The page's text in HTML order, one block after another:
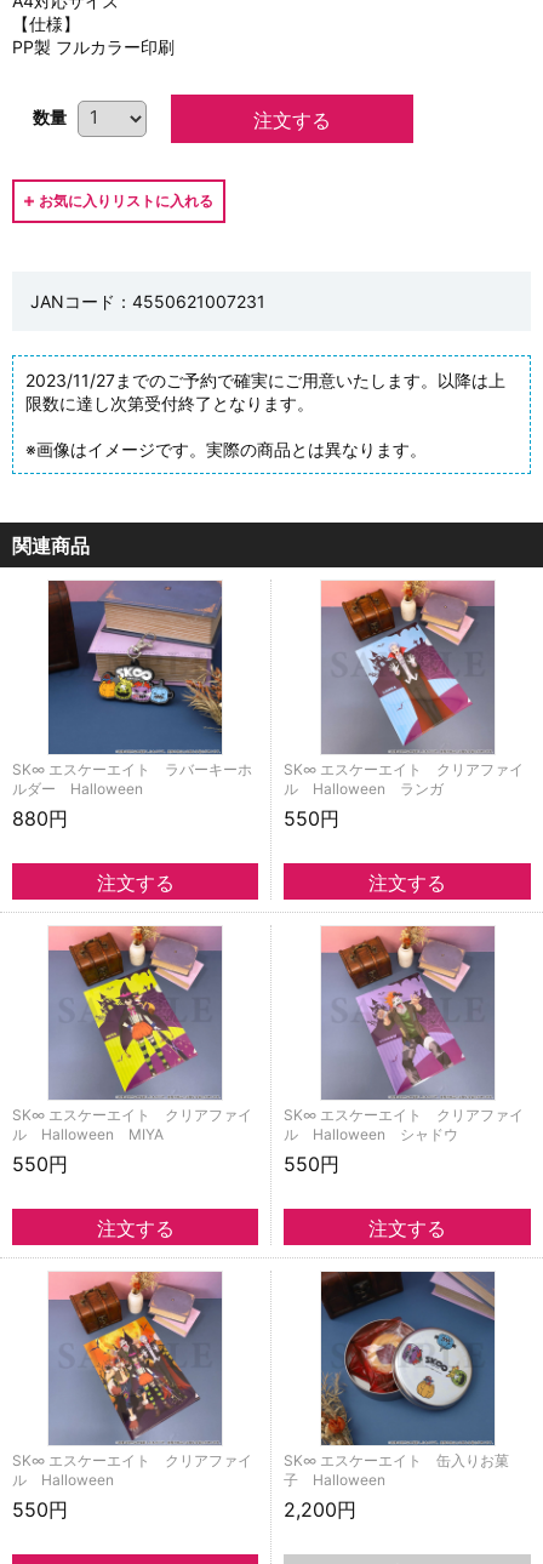
【仕様】
PP製 フルカラー印刷
数量
JANコード：4550621007231
2023/11/27までのご予約で確実にご用意いたします。以降は上
限数に達し次第受付終了となります。
※画像はイメージです。実際の商品とは異なります。
関連商品
SK∞ エスケーエイト ラバーキーホ
ルダー Halloween
880円
SK∞ エスケーエイト クリアファイ
ル Halloween ランガ
550円
SK∞ エスケーエイト クリアファイ
ル Halloween MIYA
550円
SK∞ エスケーエイト クリアファイ
ル Halloween シャドウ
550円
SK∞ エスケーエイト クリアファイ
ル Halloween
550円
SK∞ エスケーエイト 缶入りお菓
子 Halloween
2,200円